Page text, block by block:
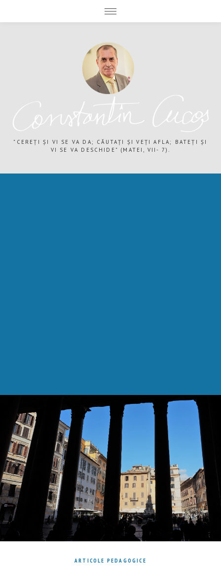
"CEREȚI ȘI VI SE VA DA; CĂUTAȚI ȘI VEȚI AFLA; BATEȚI ȘI
VI SE VA DESCHIDE" (MATEI, VII- 7).
ARTICOLE PEDAGOGICE